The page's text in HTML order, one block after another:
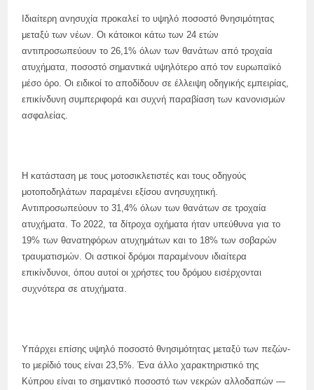
Ιδιαίτερη ανησυχία προκαλεί το υψηλό ποσοστό θνησιμότητας
μεταξύ των νέων. Οι κάτοικοι κάτω των 24 ετών
αντιπροσωπεύουν το 26,1% όλων των θανάτων από τροχαία
ατυχήματα, ποσοστό σημαντικά υψηλότερο από τον ευρωπαϊκό
μέσο όρο. Οι ειδικοί το αποδίδουν σε έλλειψη οδηγικής εμπειρίας,
επικίνδυνη συμπεριφορά και συχνή παραβίαση των κανονισμών
ασφαλείας.
Η κατάσταση με τους μοτοσικλετιστές και τους οδηγούς
μοτοποδηλάτων παραμένει εξίσου ανησυχητική.
Αντιπροσωπεύουν το 31,4% όλων των θανάτων σε τροχαία
ατυχήματα. Το 2022, τα δίτροχα οχήματα ήταν υπεύθυνα για το
19% των θανατηφόρων ατυχημάτων και το 18% των σοβαρών
τραυματισμών. Οι αστικοί δρόμοι παραμένουν ιδιαίτερα
επικίνδυνοι, όπου αυτοί οι χρήστες του δρόμου εισέρχονται
συχνότερα σε ατυχήματα.
Υπάρχει επίσης υψηλό ποσοστό θνησιμότητας μεταξύ των πεζών-
το μερίδιό τους είναι 23,5%. Ένα άλλο χαρακτηριστικό της
Κύπρου είναι το σημαντικό ποσοστό των νεκρών αλλοδαπών —